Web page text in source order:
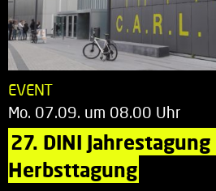
EVENT
Mo. 07.09. um 08.00 Uhr
27. DINI Jahrestagung
Herbsttagung